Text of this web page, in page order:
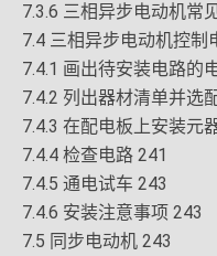
7.3.6 三相异步电动机常
7.4 三相异步电动机控制
7.4.1 画出待安装电路的
7.4.2 列出器材清单并选
7.4.3 在配电板上安装元
7.4.4 检查电路 241
7.4.5 通电试车 243
7.4.6 安装注意事项 243
7.5 同步电动机 243